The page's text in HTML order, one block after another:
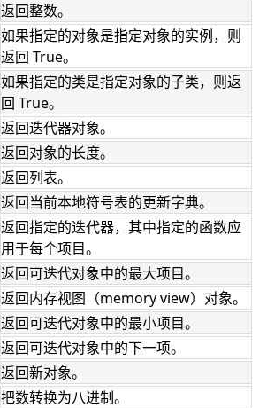
返回整数。
如果指定的对象是指定对象的实例，则
返回 True。
如果指定的类是指定对象的子类，则返
回 True。
返回迭代器对象。
返回对象的长度。
返回列表。
返回当前本地符号表的更新字典。
返回指定的迭代器，其中指定的函数应
用于每个项目。
返回可迭代对象中的最大项目。
返回内存视图（memory view）对象。
返回可迭代对象中的最小项目。
返回可迭代对象中的下一项。
返回新对象。
把数转换为八进制。